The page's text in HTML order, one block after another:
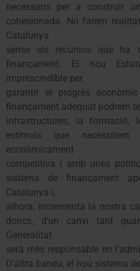
necessaris per a construir
cohesionada. No farem
Catalunya
sense els recursos que ha
finançament. El nou
imprescindible per
garantir el progrés
finançament adequat podrem
infrastructures, la formació,
estímuls que
econòmicament
competitiva i amb unes
sistema de finançament
Catalunya i,
alhora, incrementa la nostra
doncs, d’un canvi tant
Generalitat
serà més responsable en
D’altra banda, el nou sistema